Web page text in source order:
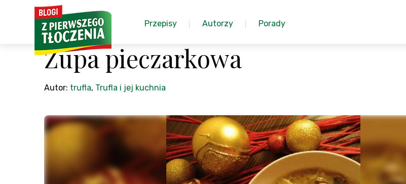
Przepisy Autorzy Porady
Zupa pieczarkowa
Autor: trufla, Trufla i jej kuchnia